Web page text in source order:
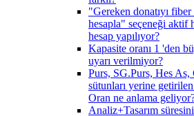
"Gereken donatıyı
hesapla" seçeneği aktif
hesap yapılıyor?
Kapasite oranı 1 'den
uyarı verilmiyor?
Purs, SG.Purs, Hes
sütunları yerine
Oran ne anlama
Analiz+Tasarım